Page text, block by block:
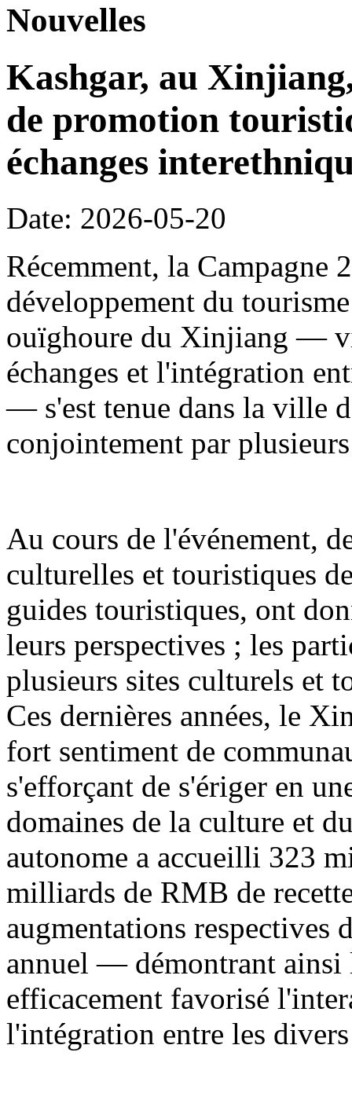
Nouvelles
Kashgar, au
de promotion
échanges
Date: 2026-05-20
Récemment, la Campagne
développement du
ouïghoure du Xinjiang —
échanges et l'intégration
— s'est tenue dans la ville
conjointement par
Au cours de l'événement,
culturelles et touristiques
guides touristiques, ont
leurs perspectives ; les
plusieurs sites culturels et
Ces dernières années, le
fort sentiment de
s'efforçant de s'ériger en
domaines de la culture et
autonome a accueilli 323
milliards de RMB de
augmentations respectives
annuel — démontrant ainsi
efficacement favorisé
l'intégration entre les